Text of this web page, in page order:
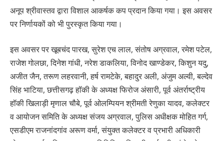
अनूप श्रीवास्तव द्वारा विशाल आकर्षक कप प्रदान किया गया। इस अवसर
पर निर्णायकों को भी पुरस्कृत किया गया।
इस अवसर पर खूबचंद पारख, सुरेश एच लाल, संतोष अग्रवाल, रमेश पटेल,
राजेश गोलछा, दिनेश गांधी, नरेश डाकलिया, विनोद खाण्डेकर, किशुन यदु,
अजीत जैन, तरूण लहरवानी, हर्ष रामटेके, बहादुर अली, अंजुम अल्वी, बल्देव
सिंह भाटिया, छत्तीसगढ़ हॉकी के अध्यक्ष फिरोज अंसारी, पूर्व अंतर्राष्ट्रीय
हॉकी खिलाड़ी मृणाल चौबे, पूर्व ओलम्पियन श्रीमती रेणुका यादव, कलेक्टर
व आयोजन समिति के अध्यक्ष संजय अग्रवाल, पुलिस अधीक्षक मोहित गर्ग,
एसडीएम राजनांदगांव अरूण वर्मा, संयुक्त कलेक्टर व प्रभारी अधिकारी